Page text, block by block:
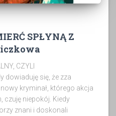
SPŁYNĄ Z
CZYLI
dowiaduję się, że zza
kryminał, którego akcja
czuję niepokój. Kiedy
znani i doskonali